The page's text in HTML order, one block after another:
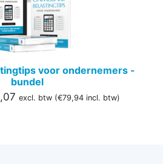
voor ondernemers -
bundel
Huidige
excl. btw (€79,94incl. btw)